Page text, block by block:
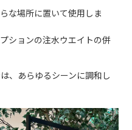
な場所に置いて使用しま
ションの注水ウエイトの併
、あらゆるシーンに調和し